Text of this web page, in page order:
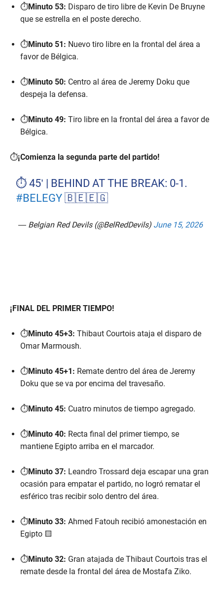
⏱️Minuto 53: Disparo de tiro libre de Kevin De Bruyne
que se estrella en el poste derecho.
⏱️Minuto 51: Nuevo tiro libre en la frontal del área a
favor de Bélgica.
⏱️Minuto 50: Centro al área de Jeremy Doku que
despeja la defensa.
⏱️Minuto 49: Tiro libre en la frontal del área a favor de
Bélgica.
⏱️¡Comienza la segunda parte del partido!
⏱ 45’ | BEHIND AT THE BREAK: 0-1.
#BELEGY 🇧🇪🇪🇬
— Belgian Red Devils (@BelRedDevils) June 15, 2026
¡FINAL DEL PRIMER TIEMPO!
⏱️Minuto 45+3: Thibaut Courtois ataja el disparo de
Omar Marmoush.
⏱️Minuto 45+1: Remate dentro del área de Jeremy
Doku que se va por encima del travesaño.
⏱️Minuto 45: Cuatro minutos de tiempo agregado.
⏱️Minuto 40: Recta final del primer tiempo, se
mantiene Egipto arriba en el marcador.
⏱️Minuto 37: Leandro Trossard deja escapar una gran
ocasión para empatar el partido, no logró rematar el
esférico tras recibir solo dentro del área.
⏱️Minuto 33: Ahmed Fatouh recibió amonestación en
Egipto 🟨
⏱️Minuto 32: Gran atajada de Thibaut Courtois tras el
remate desde la frontal del área de Mostafa Ziko.